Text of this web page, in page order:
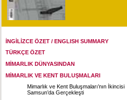
İNGİLİZCE ÖZET / ENGLISH SUMMARY
TÜRKÇE ÖZET
MİMARLIK DÜNYASINDAN
MİMARLIK VE KENT BULUŞMALARI
Mimarlık ve Kent Buluşmaları’nın İkincisi
Samsun’da Gerçekleşti